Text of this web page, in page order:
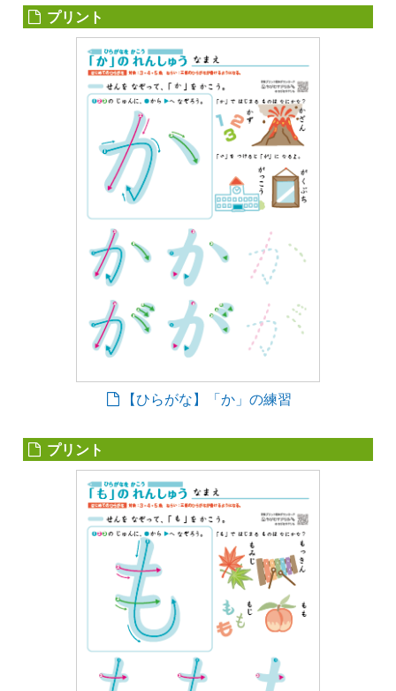
プリント
【ひらがな】「か」の練習
プリント